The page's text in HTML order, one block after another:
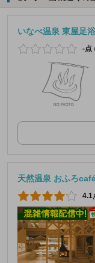
いなべ温泉 東屋足浴
-点
天然温泉 おふろ
4.1